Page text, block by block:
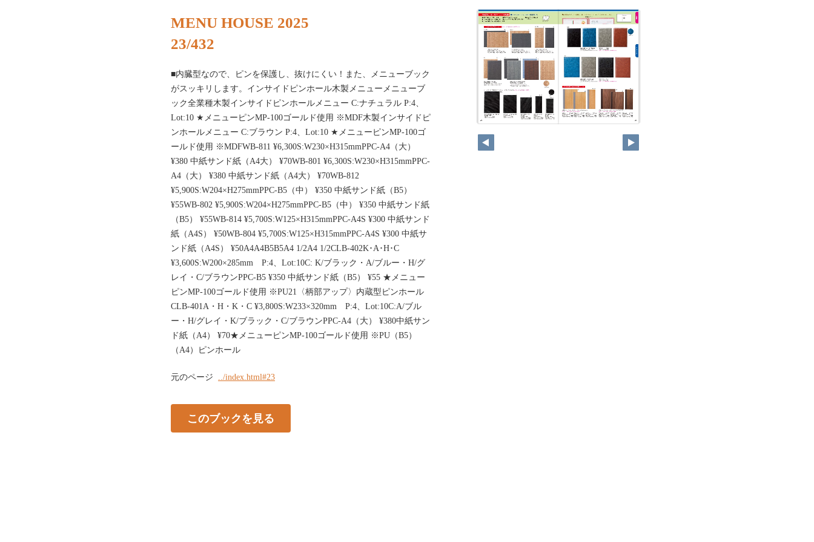
MENU HOUSE 2025
23/432
■内臓型なので、ピンを保護し、抜けにくい！また、メニューブック
がスッキリします。インサイドピンホール木製メニューメニューブ
ック全業種木製インサイドピンホールメニュー C:ナチュラル P:4、
Lot:10 ★メニューピンMP-100ゴールド使用 ※MDF木製インサイドピ
ンホールメニュー C:ブラウン P:4、Lot:10 ★メニューピンMP-100ゴ
ールド使用 ※MDFWB-811 ¥6,300S:W230×H315mmPPC-A4（大）
¥380 中紙サンド紙（A4大） ¥70WB-801 ¥6,300S:W230×H315mmPPC-
A4（大） ¥380 中紙サンド紙（A4大） ¥70WB-812
¥5,900S:W204×H275mmPPC-B5（中） ¥350 中紙サンド紙（B5）
¥55WB-802 ¥5,900S:W204×H275mmPPC-B5（中） ¥350 中紙サンド紙
（B5） ¥55WB-814 ¥5,700S:W125×H315mmPPC-A4S ¥300 中紙サンド
紙（A4S） ¥50WB-804 ¥5,700S:W125×H315mmPPC-A4S ¥300 中紙サ
ンド紙（A4S） ¥50A4A4B5B5A4 1/2A4 1/2CLB-402K･A･H･C
¥3,600S:W200×285mm P:4、Lot:10C: K/ブラック・A/ブルー・H/グ
レイ・C/ブラウンPPC-B5 ¥350 中紙サンド紙（B5） ¥55 ★メニュー
ピンMP-100ゴールド使用 ※PU21〈柄部アップ〉内蔵型ピンホール
CLB-401A・H・K・C ¥3,800S:W233×320mm P:4、Lot:10C:A/ブル
ー・H/グレイ・K/ブラック・C/ブラウンPPC-A4（大） ¥380中紙サン
ド紙（A4） ¥70★メニューピンMP-100ゴールド使用 ※PU（B5）
（A4）ピンホール
元のページ ../index.html#23
このブックを見る